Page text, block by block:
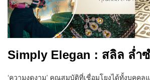
Simply Elegan : สลิล ล่ำ
‘ความงดงาม’ คุณสมบัติที่เชื่อมโยงได้ทั้งบุคคล